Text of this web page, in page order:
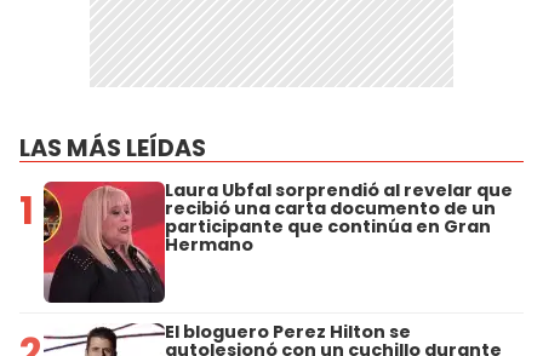
LAS MÁS LEÍDAS
1 Laura Ubfal sorprendió al revelar que
recibió una carta documento de un
participante que continúa en Gran
Hermano
El bloguero Perez Hilton se
autolesionó con un cuchillo durante